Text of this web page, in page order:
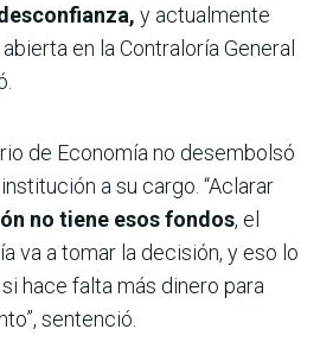
y actualmente
en la Contraloría General
de Economía no desembolsó
a su cargo. “Aclarar
no tiene esos fondos, el
va a tomar la decisión, y eso lo
hace falta más dinero para
sentenció.